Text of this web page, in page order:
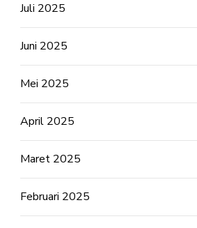
Juli 2025
Juni 2025
Mei 2025
April 2025
Maret 2025
Februari 2025